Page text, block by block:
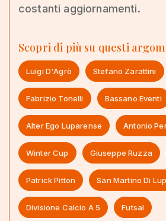
costanti aggiornamenti.
Scopri di più su questi
Luigi D'Agrò Stefano Zarattini
Fabrizio Tonelli Bassano Eventi
Alter Ego Luparense Antonio
Winter Cup Giuseppe Ruzza
Patrick Pitton San Martino Di
Divisione Calcio A 5 Futsal